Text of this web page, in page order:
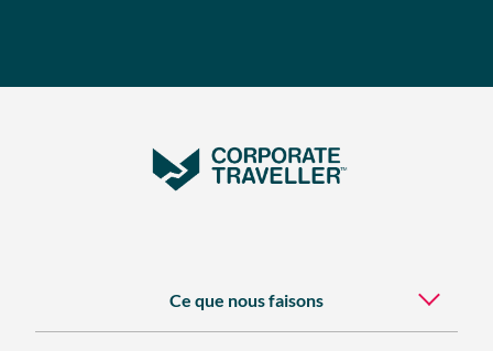
Ce que nous faisons